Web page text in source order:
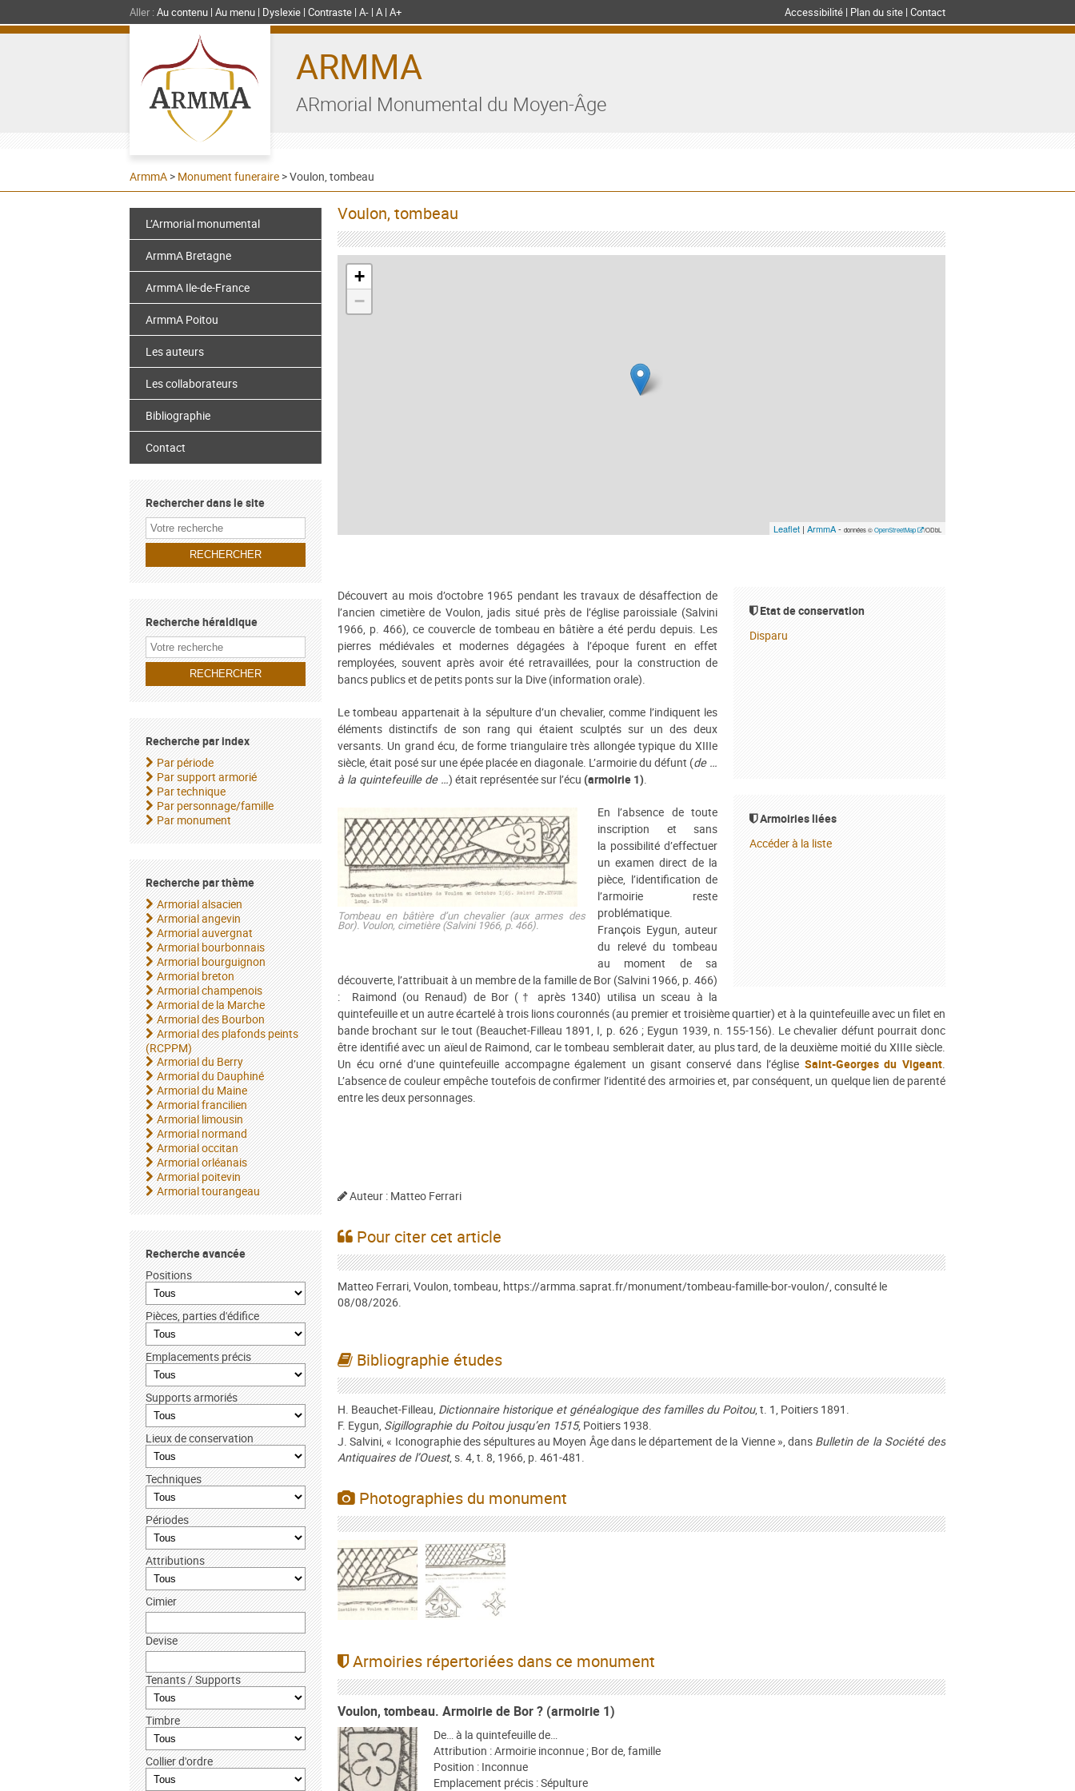
Aller : Au contenu Au menu Dyslexie Contraste A- A A+ Accessibilité Plan du site Contact
ARMMA
ARmorial Monumental du Moyen-Âge
ArmmA > Monument funeraire >Voulon, tombeau
L’Armorial monumental
ArmmA Bretagne
ArmmA Ile-de-France
ArmmA Poitou
Les auteurs
Les collaborateurs
Bibliographie
Contact
Rechercher dans le site
Recherche héraldique
Recherche par index
Par période
Par support armorié
Par technique
Par personnage/famille
Par monument
Recherche par thème
Armorial alsacien
Armorial angevin
Armorial auvergnat
Armorial bourbonnais
Armorial bourguignon
Armorial breton
Armorial champenois
Armorial de la Marche
Armorial des Bourbon
Armorial des plafonds peints
(RCPPM)
Armorial du Berry
Armorial du Dauphiné
Armorial du Maine
Armorial francilien
Armorial limousin
Armorial normand
Armorial occitan
Armorial orléanais
Armorial poitevin
Armorial tourangeau
Recherche avancée
Positions
Pièces, parties d'édifice
Emplacements précis
Supports armoriés
Lieux de conservation
Techniques
Périodes
Attributions
Cimier
Devise
Tenants / Supports
Timbre
Collier d'ordre
Voulon, tombeau
+
−
Leaflet | ArmmA- données ©OpenStreetMap /ODbL
Etat de conservation
Disparu
Armoiries liées
Accéder à la liste
Découvert au mois d’octobre 1965 pendant les travaux de désaffection de
l’ancien cimetière de Voulon, jadis situé près de l’église paroissiale (Salvini
1966, p. 466), ce couvercle de tombeau en bâtière a été perdu depuis. Les
pierres médiévales et modernes dégagées à l’époque furent en effet
remployées, souvent après avoir été retravaillées, pour la construction de
bancs publics et de petits ponts sur la Dive (information orale).
Le tombeau appartenait à la sépulture d’un chevalier, comme l’indiquent les
éléments distinctifs de son rang qui étaient sculptés sur un des deux
versants. Un grand écu, de forme triangulaire très allongée typique du XIIIe
siècle, était posé sur une épée placée en diagonale. L’armoirie du défunt (de …
à la quintefeuille de …) était représentée sur l’écu (armoirie 1).
Tombeau en bâtière d’un chevalier (aux armes des
Bor). Voulon, cimetière (Salvini 1966, p. 466).
En l’absence de toute
inscription et sans
la possibilité d’effectuer
un examen direct de la
pièce, l’identification de
l’armoirie reste
problématique.
François Eygun, auteur
du relevé du tombeau
au moment de sa
découverte, l’attribuait à un membre de la famille de Bor (Salvini 1966, p. 466)
: Raimond (ou Renaud) de Bor († après 1340) utilisa un sceau à la
quintefeuille et un autre écartelé à trois lions couronnés (au premier et troisième quartier) et à la quintefeuille avec un filet en
bande brochant sur le tout (Beauchet-Filleau 1891, I, p. 626 ; Eygun 1939, n. 155-156). Le chevalier défunt pourrait donc
être identifié avec un aïeul de Raimond, car le tombeau semblerait dater, au plus tard, de la deuxième moitié du XIIIe siècle.
Un écu orné d’une quintefeuille accompagne également un gisant conservé dans l’église Saint-Georges du Vigeant.
L’absence de couleur empêche toutefois de confirmer l’identité des armoiries et, par conséquent, un quelque lien de parenté
entre les deux personnages.
Auteur : Matteo Ferrari
Pour citer cet article
Matteo Ferrari, Voulon, tombeau, https://armma.saprat.fr/monument/tombeau-famille-bor-voulon/, consulté le
08/08/2026.
Bibliographie études
H. Beauchet-Filleau, Dictionnaire historique et généalogique des familles du Poitou, t. 1, Poitiers 1891.
F. Eygun, Sigillographie du Poitou jusqu’en 1515, Poitiers 1938.
J. Salvini, « Iconographie des sépultures au Moyen Âge dans le département de la Vienne », dans Bulletin de la Société des
Antiquaires de l’Ouest, s. 4, t. 8, 1966, p. 461-481.
Photographies du monument
Armoiries répertoriées dans ce monument
Voulon, tombeau. Armoirie de Bor ? (armoirie 1)
De… à la quintefeuille de…
Attribution : Armoirie inconnue ; Bor de, famille
Position : Inconnue
Emplacement précis : Sépulture